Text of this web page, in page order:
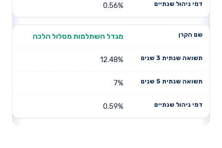
0.56%
מגדל השתלמות מסלול הלכה
12.48%
7%
0.59%